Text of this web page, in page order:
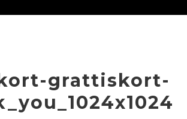
grattiskort-